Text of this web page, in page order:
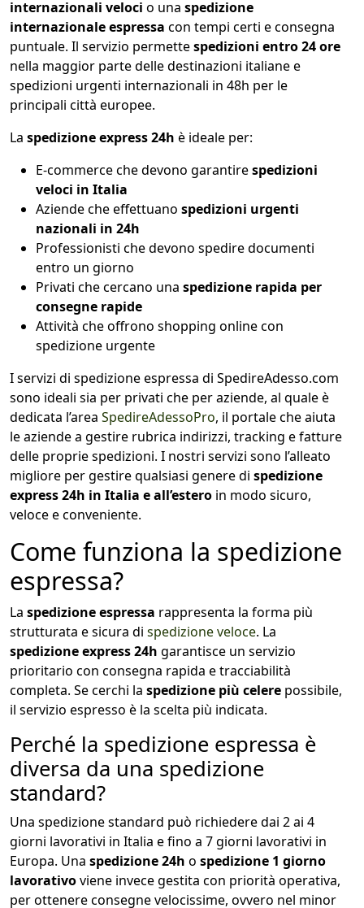
internazionali veloci o una spedizione
internazionale espressa con tempi certi e consegna
puntuale. Il servizio permettespedizioni entro 24 ore
nella maggior parte delle destinazioni italiane e
spedizioni urgenti internazionali in 48h per le
principali città europee.
La spedizione express 24h è ideale per:
E-commerce che devono garantirespedizioni
veloci in Italia
Aziende che effettuano spedizioni urgenti
nazionali in 24h
Professionisti che devono spedire documenti
entro un giorno
Privati che cercano una spedizione rapida per
consegne rapide
Attività che offrono shopping online con
spedizione urgente
I servizi di spedizione espressa di SpedireAdesso.com
sono ideali sia per privati che per aziende, al quale è
dedicata l’area SpedireAdessoPro, il portale che aiuta
le aziende a gestire rubrica indirizzi, tracking e fatture
delle proprie spedizioni. I nostri servizi sono l’alleato
migliore per gestire qualsiasi genere di spedizione
express 24h in Italia e all’estero in modo sicuro,
veloce e conveniente.
Come funziona la spedizione
espressa?
La spedizione espressa rappresenta la forma più
strutturata e sicura di spedizione veloce. La
spedizione express 24h garantisce un servizio
prioritario con consegna rapida e tracciabilità
completa. Se cerchi la spedizione più celere possibile,
il servizio espresso è la scelta più indicata.
Perché la spedizione espressa è
diversa da una spedizione
standard?
Una spedizione standard può richiedere dai 2 ai 4
giorni lavorativi in Italia e fino a 7 giorni lavorativi in
Europa. Una spedizione 24h o spedizione 1 giorno
lavorativoviene invece gestita con priorità operativa,
per ottenere consegne velocissime, ovvero nel minor